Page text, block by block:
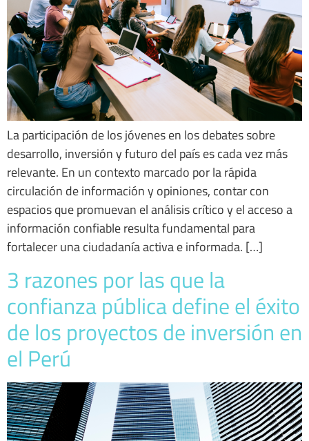
La participación de los jóvenes en los debates sobre
desarrollo, inversión y futuro del país es cada vez más
relevante. En un contexto marcado por la rápida
circulación de información y opiniones, contar con
espacios que promuevan el análisis crítico y el acceso a
información confiable resulta fundamental para
fortalecer una ciudadanía activa e informada. […]
3 razones por las que la
confianza pública define el éxito
de los proyectos de inversión en
el Perú